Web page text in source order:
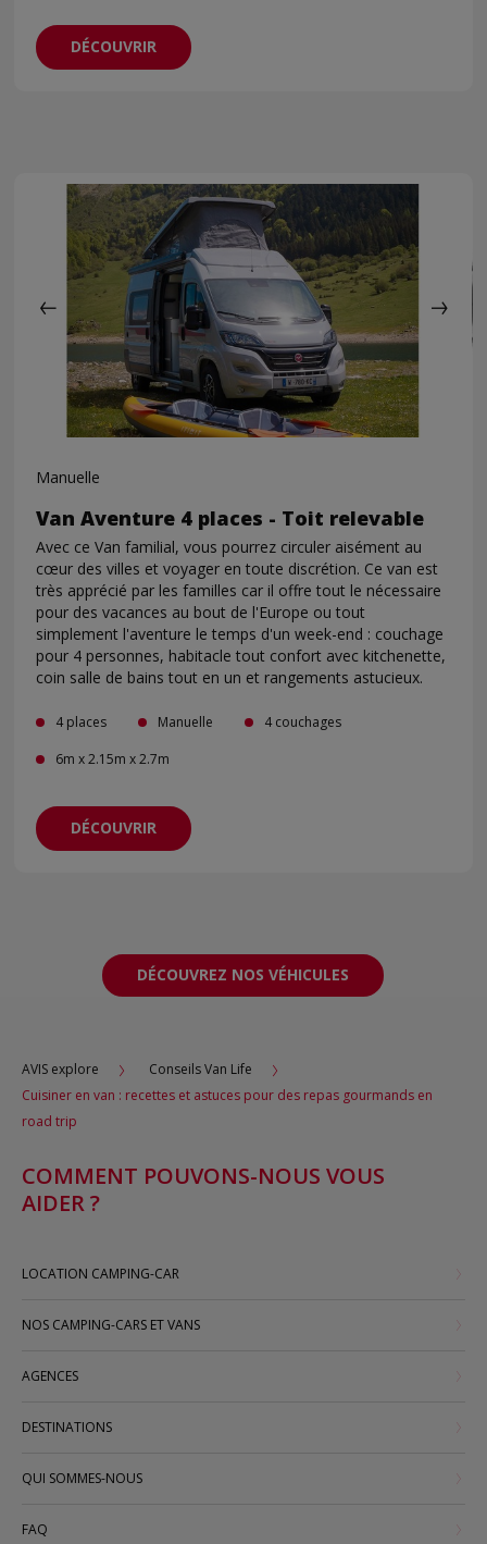
DÉCOUVRIR
Manuelle
Van Aventure 4 places - Toit relevable
Avec ce Van familial, vous pourrez circuler aisément au
cœur des villes et voyager en toute discrétion. Ce van est
très apprécié par les familles car il offre tout le nécessaire
pour des vacances au bout de l'Europe ou tout
simplement l'aventure le temps d'un week-end : couchage
pour 4 personnes, habitacle tout confort avec kitchenette,
coin salle de bains tout en un et rangements astucieux.
4 places Manuelle
4 couchages
6m x 2.15m x 2.7m
DÉCOUVRIR
DÉCOUVREZ NOS VÉHICULES
AVIS explore
Conseils Van Life
Cuisiner en van : recettes et astuces pour des repas gourmands en
road trip
COMMENT POUVONS-NOUS VOUS
AIDER ?
LOCATION CAMPING-CAR
NOS CAMPING-CARS ET VANS
AGENCES
DESTINATIONS
QUI SOMMES-NOUS
FAQ